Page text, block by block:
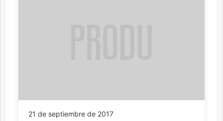
21 de septiembre de 2017